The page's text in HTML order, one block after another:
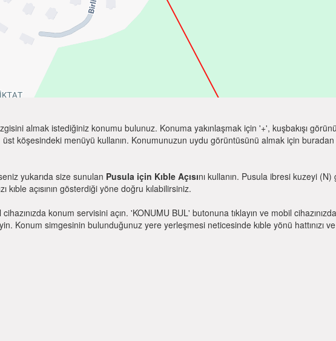
almak istediğiniz konumu bulunuz. Konuma yakınlaşmak için '+', kuşbakışı
köşesindeki menüyü kullanın. Konumunuzun uydu görüntüsünü almak için
yukarıda size sunulan Pusula için Kıble Açısını kullanın. Pusula ibresi kuzeyi
kıble açısının gösterdiği yöne doğru kılabilirsiniz.
konum servisini açın. 'KONUMU BUL' butonuna tıklayın ve mobil
Konum simgesinin bulunduğunuz yere yerleşmesi neticesinde kıble yönü hattınızı ve